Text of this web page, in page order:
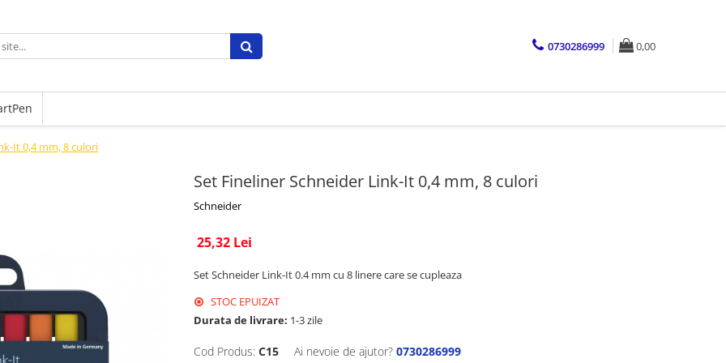
0730286999 0,00
It 0,4 mm, 8 culori
Set Fineliner Schneider Link-It 0,4 mm, 8 culori
Schneider
25,32 Lei
Set Schneider Link-It 0.4 mm cu 8 linere care se cupleaza
STOC EPUIZAT
Durata de livrare: 1-3 zile
Cod Produs: C15 Ai nevoie de ajutor? 0730286999